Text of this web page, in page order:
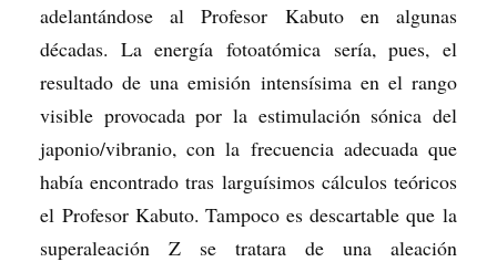
adelantándose al Profesor Kabuto en algunas
décadas. La energía fotoatómica sería, pues, el
resultado de una emisión intensísima en el rango
visible provocada por la estimulación sónica del
japonio/vibranio, con la frecuencia adecuada que
había encontrado tras larguísimos cálculos teóricos
el Profesor Kabuto. Tampoco es descartable que la
superaleación Z se tratara de una aleación